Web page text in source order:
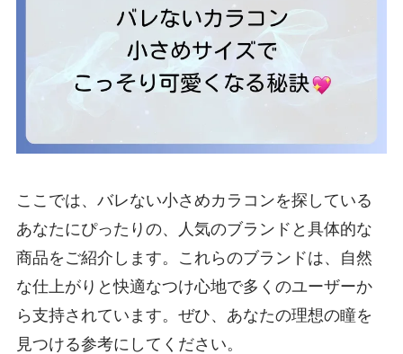
ここでは、バレない小さめカラコンを探している
あなたにぴったりの、人気のブランドと具体的な
商品をご紹介します。これらのブランドは、自然
な仕上がりと快適なつけ心地で多くのユーザーか
ら支持されています。ぜひ、あなたの理想の瞳を
見つける参考にしてください。